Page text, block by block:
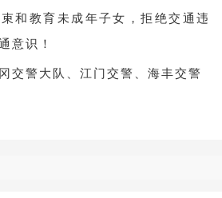
和教育未成年子女，拒绝交通违
意识！
交警大队、江门交警、海丰交警